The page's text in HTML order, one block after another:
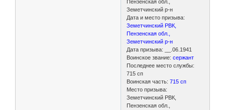
Пензенская обл.,
Земетчинский р-н
Дата и место призыва:
Земетчинский РВК,
Пензенская обл.,
Земетчинский р-н
Дата призыва: __.06.1941
Воинское звание:сержант
Последнее место службы:
715 сп
Воинская часть:715 сп
Место призыва:
Земетчинский РВК,
Пензенская обл.,